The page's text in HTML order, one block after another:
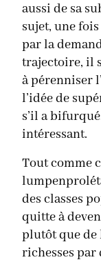
aussi de sa
sujet, une
par la
trajectoire, il
à pérenniser
l’idée de
s’il a
intéressant.
Tout comme
des classes
quitte à
plutôt que de
richesses